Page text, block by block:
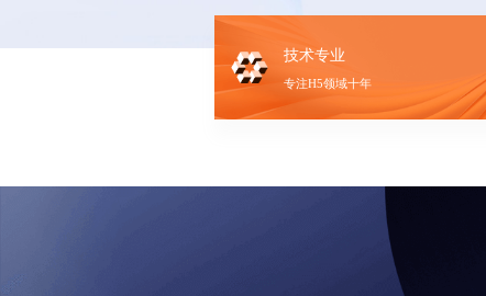
技术专业
专注H5领域十年